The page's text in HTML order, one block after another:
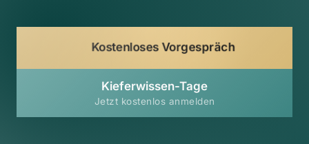
Kostenloses Vorgespräch
Kieferwissen-Tage
Jetzt kostenlos anmelden